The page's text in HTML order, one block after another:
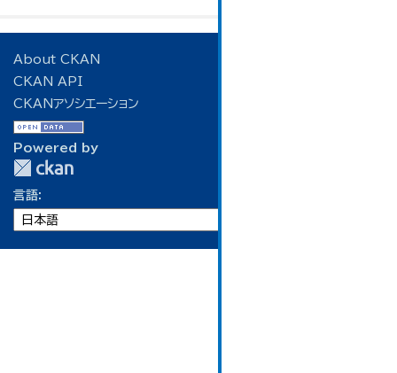
About CKAN
CKAN API
CKANアソシエーション
Powered by
言語